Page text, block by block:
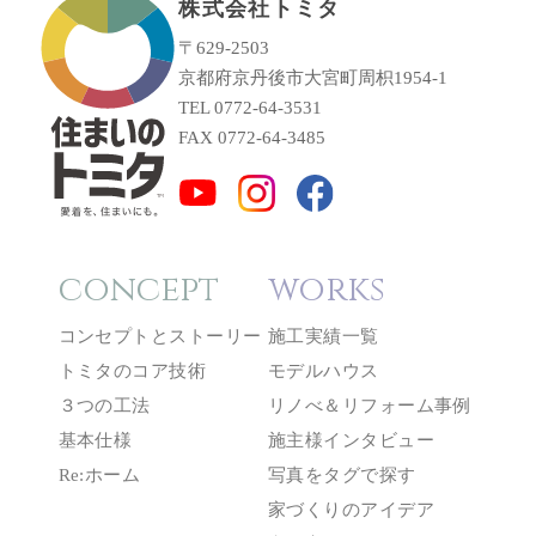
株式会社トミタ
〒629-2503
京都府京丹後市大宮町周枳1954-1
TEL 0772-64-3531
FAX 0772-64-3485
concept
コンセプトとストーリー
トミタのコア技術
３つの工法
基本仕様
Re:ホーム
works
施工実績一覧
モデルハウス
リノべ＆リフォーム事例
施主様インタビュー
写真をタグで探す
家づくりのアイデア